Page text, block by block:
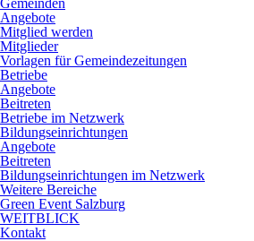
Gemeinden
Angebote
Mitglied werden
Mitglieder
Vorlagen für Gemeindezeitungen
Betriebe
Angebote
Beitreten
Betriebe im Netzwerk
Bildungseinrichtungen
Angebote
Beitreten
Bildungseinrichtungen im Netzwerk
Weitere Bereiche
Green Event Salzburg
WEITBLICK
Kontakt